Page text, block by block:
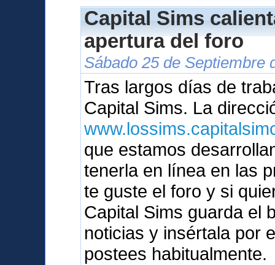
Capital Sims
apertura del foro
Sábado 25 de Septiembre
Tras largos días de
Capital Sims. La
que estamos
tenerla en línea en las
te guste el foro y si
Capital Sims guarda el
noticias y insértala por
postees habitualmente.